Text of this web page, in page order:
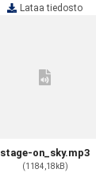
Lataa tiedosto
stage-on_sky.mp3
(1184,18kB)